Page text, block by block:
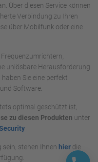
Über diesen Service können
Verbindung zu Ihren
über Mobilfunk oder eine
unlösbare Herausforderung
Sie eine perfekt
Software.
optimal geschützt ist,
zu diesen Produkten unter
stehen Ihnen hier die